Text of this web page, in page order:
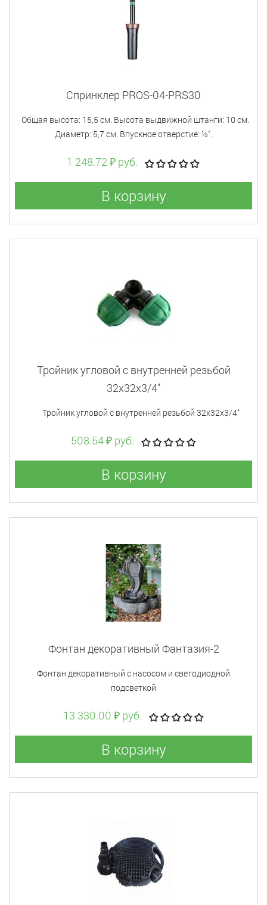
Спринклер PROS-04-PRS30
Общая высота: 15,5 см. Высота выдвижной штанги: 10 см.
Диаметр: 5,7 см. Впускное отверстие: ½".
1 248.72 ₽ руб.
В корзину
Тройник угловой с внутренней резьбой
32x32x3/4"
Тройник угловой с внутренней резьбой 32x32x3/4"
508.54 ₽ руб.
В корзину
Фонтан декоративный Фантазия-2
Фонтан декоративный с насосом и светодиодной
подсветкой
13 330.00 ₽ руб.
В корзину